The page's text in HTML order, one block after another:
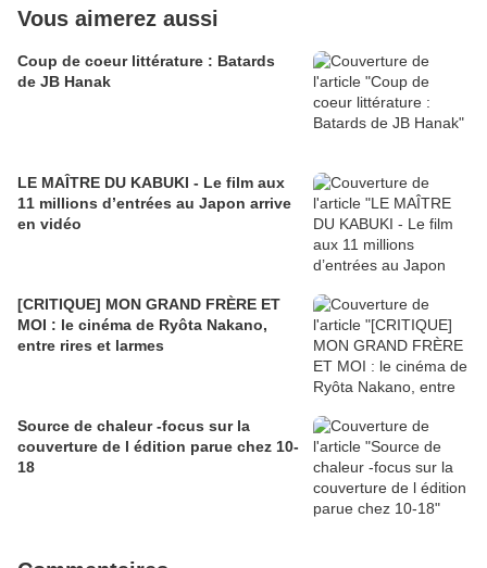
Vous aimerez aussi
Coup de coeur littérature : Batards
de JB Hanak
LE MAÎTRE DU KABUKI - Le film aux
11 millions d’entrées au Japon arrive
en vidéo
[CRITIQUE] MON GRAND FRÈRE ET
MOI : le cinéma de Ryôta Nakano,
entre rires et larmes
Source de chaleur -focus sur la
couverture de l édition parue chez 10-
18